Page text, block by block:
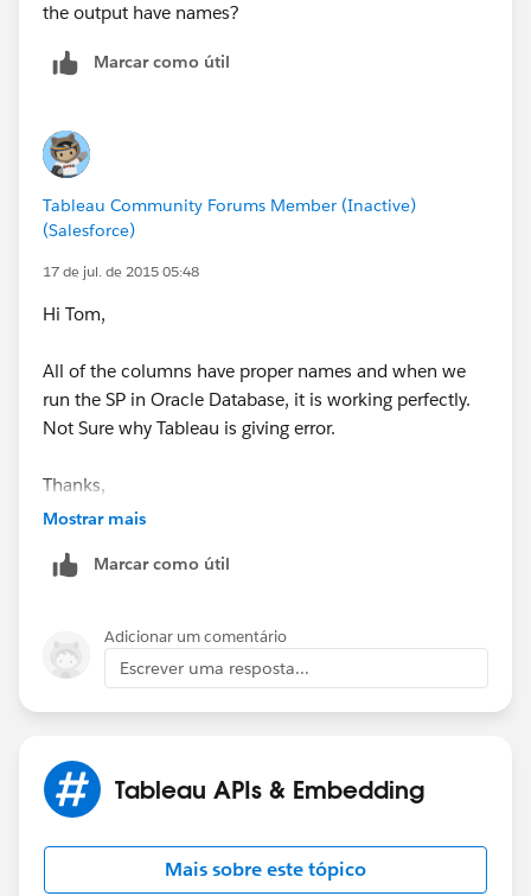
the output have names?
Marcar como útil
Tableau Community Forums Member (Inactive)
(Salesforce)
17 de jul. de 2015 05:48
Hi Tom,
All of the columns have proper names and when we
run the SP in Oracle Database, it is working perfectly.
Not Sure why Tableau is giving error.
Thanks,
Mostrar mais
Marcar como útil
Adicionar um comentário
Escrever uma resposta...
Tableau APIs & Embedding
Mais sobre este tópico